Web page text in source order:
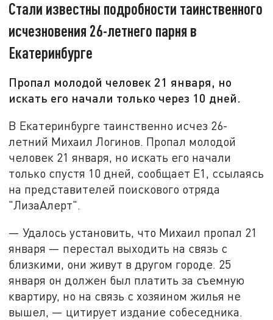
Стали известны подробности таинственного
исчезновения 26-летнего парня в
Екатеринбурге
Пропал молодой человек 21 января, но
искать его начали только через 10 дней.
В Екатеринбурге таинственно исчез 26-
летний Михаил Логинов. Пропал молодой
человек 21 января, но искать его начали
только спустя 10 дней, сообщает Е1, ссылаясь
на представителей поискового отряда
"ЛизаАлерт".
— Удалось установить, что Михаил пропал 21
января — перестал выходить на связь с
близкими, они живут в другом городе. 25
января он должен был платить за съемную
квартиру, но на связь с хозяином жилья не
вышел, — цитирует издание собеседника.